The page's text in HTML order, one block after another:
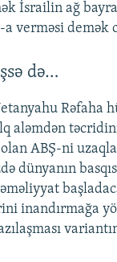
İsrailin ağ
verməsi demək
də…
Rəfaha
aləmdən
ABŞ-ni
dünyanın
inandırmağa